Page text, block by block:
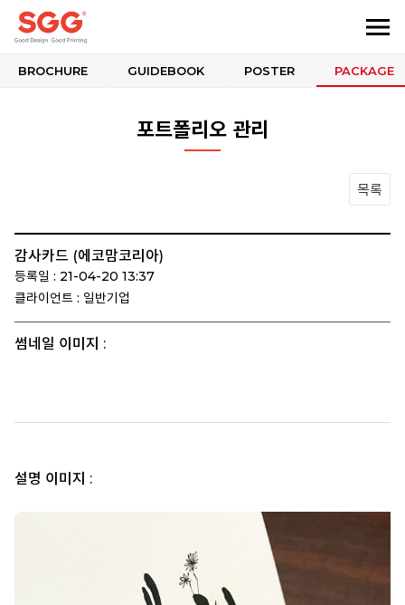
BROCHURE GUIDEBOOK POSTER PACKAGE
포트폴리오 관리
목록
감사카드 (에코맘코리아)
등록일 : 21-04-20 13:37
클라이언트 : 일반기업
썸네일 이미지 :
설명 이미지 :